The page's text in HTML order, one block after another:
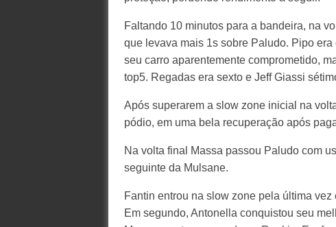
Faltando 10 minutos para a bandeira, na
que levava mais 1s sobre Paludo. Pipo
seu carro aparentemente comprometido,
top5. Regadas era sexto e Jeff Giassi
Após superarem a slow zone inicial na
pódio, em uma bela recuperação após
Na volta final Massa passou Paludo com
seguinte da Mulsane.
Fantin entrou na slow zone pela última
Em segundo, Antonella conquistou seu